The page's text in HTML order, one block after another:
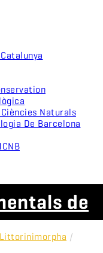
Naturals
De Barcelona
de
Littorinimorpha /